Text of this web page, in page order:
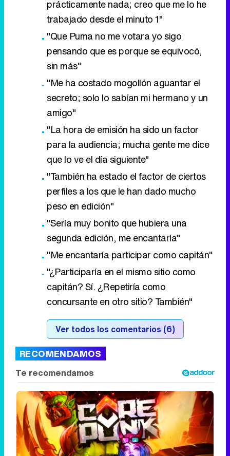
prácticamente nada; creo que me lo he
trabajado desde el minuto 1"
"Que Puma no me votara yo sigo
pensando que es porque se equivocó,
sin más"
"Me ha costado mogollón aguantar el
secreto; solo lo sabían mi hermano y un
amigo"
"La hora de emisión ha sido un factor
para la audiencia; mucha gente me dice
que lo ve el día siguiente"
"También ha estado el factor de ciertos
perfiles a los que le han dado mucho
peso en edición"
"Sería muy bonito que hubiera una
segunda edición, me encantaría"
"Me encantaría participar como capitán"
"¿Participaría en el mismo sitio como
capitán? Sí. ¿Repetiría como
concursante en otro sitio? También"
Ver todos los comentarios (6)
RECOMENDAMOS